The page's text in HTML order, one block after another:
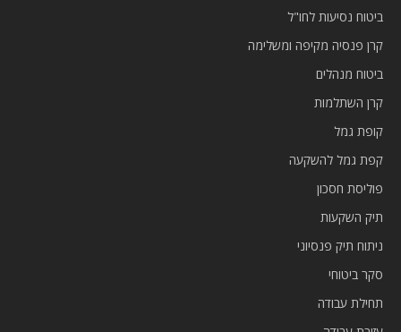
ביטוח נסיעות לחו"ל
קרן פנסיה מקיפה ומשלימה
ביטוח מנהלים
קרן השתלמות
קופת גמל
קפת גמל להשקעה
פוליסת חסכון
תיק השקעות
ניתוח תיק פנסיוני
סקר ביטוחי
תחילת עבודה